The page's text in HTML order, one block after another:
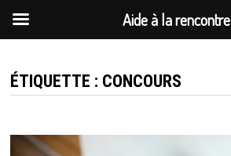
au
contenu
ÉTIQUETTE : CONCOURS
Aide à la rencontre